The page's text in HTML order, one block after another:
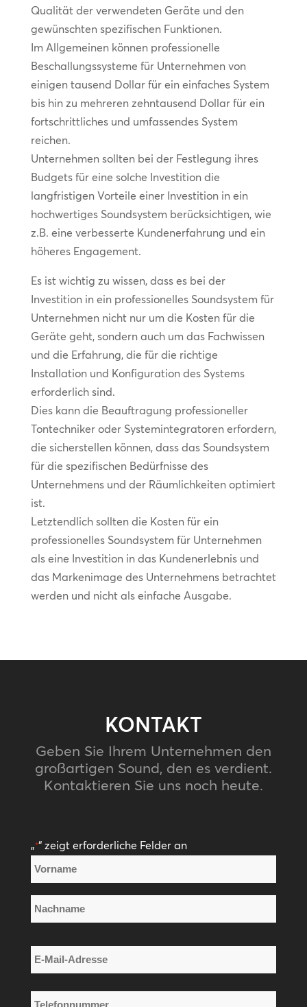
Qualität der verwendeten Geräte und den
gewünschten spezifischen Funktionen.
Im Allgemeinen können professionelle
Beschallungssysteme für Unternehmen von
einigen tausend Dollar für ein einfaches System
bis hin zu mehreren zehntausend Dollar für ein
fortschrittliches und umfassendes System
reichen.
Unternehmen sollten bei der Festlegung ihres
Budgets für eine solche Investition die
langfristigen Vorteile einer Investition in ein
hochwertiges Soundsystem berücksichtigen, wie
z.B. eine verbesserte Kundenerfahrung und ein
höheres Engagement.
Es ist wichtig zu wissen, dass es bei der
Investition in ein professionelles Soundsystem für
Unternehmen nicht nur um die Kosten für die
Geräte geht, sondern auch um das Fachwissen
und die Erfahrung, die für die richtige
Installation und Konfiguration des Systems
erforderlich sind.
Dies kann die Beauftragung professioneller
Tontechniker oder Systemintegratoren erfordern,
die sicherstellen können, dass das Soundsystem
für die spezifischen Bedürfnisse des
Unternehmens und der Räumlichkeiten optimiert
ist.
Letztendlich sollten die Kosten für ein
professionelles Soundsystem für Unternehmen
als eine Investition in das Kundenerlebnis und
das Markenimage des Unternehmens betrachtet
werden und nicht als einfache Ausgabe.
KONTAKT
Geben Sie Ihrem Unternehmen den
großartigen Sound, den es verdient.
Kontaktieren Sie uns noch heute.
„*“ zeigt erforderliche Felder an
Name
*
E-
Mail-
Adresse
Telefonnummer